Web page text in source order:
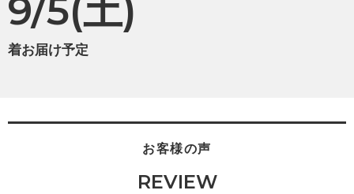
9/5(土)
着お届け予定
お客様の声
REVIEW